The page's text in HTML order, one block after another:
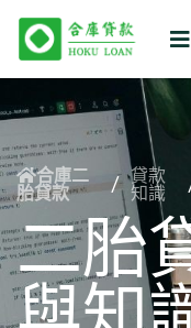
合庫二
胎貸款
/ 貸款
知識
二胎